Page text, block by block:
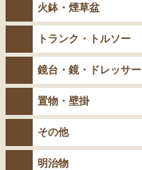
火鉢・煙草盆
トランク・トルソー
鏡台・鏡・ドレッサー
置物・壁掛
その他
明治物